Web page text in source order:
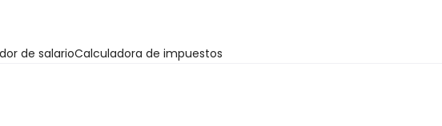
de salarioCalculadora de impuestos